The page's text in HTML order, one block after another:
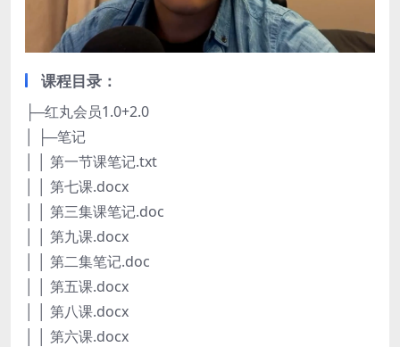
课程目录：
├─红丸会员1.0+2.0
│ ├─笔记
│ │ 第一节课笔记.txt
│ │ 第七课.docx
│ │ 第三集课笔记.doc
│ │ 第九课.docx
│ │ 第二集笔记.doc
│ │ 第五课.docx
│ │ 第八课.docx
│ │ 第六课.docx